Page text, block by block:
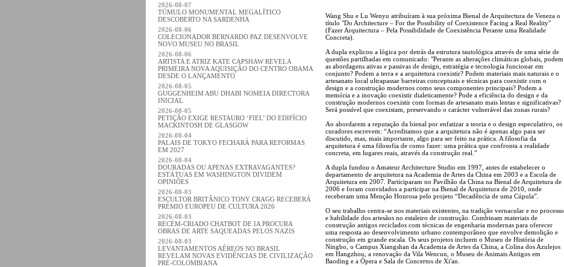
2026-08-07
TÚMULO MONUMENTAL MEGALÍTICO
DESCOBERTO NA SARDENHA
2026-08-06
COLECIONADOR BERNARDO PAZ DESENVOLVE
NOVO MUSEU NO BRASIL
2026-08-06
ARTISTA E ATRIZ KATE CAPSHAW REVELA
PRIMEIRA NOVA AQUISIÇÃO DO CENTRO OBAMA
DESDE O LANÇAMENTO
2026-08-05
GUGGENHEIM ABU DHABI NOMEIA DIRECTORA
INICIAL
2026-08-05
PETIÇÃO EXIGE RESTAURO ‘FIEL’ DO EDIFÍCIO
MACKINTOSH DE GLASGOW
2026-08-04
PALAIS DE TOKYO FECHARÁ PARA REFORMAS
EM 2027
2026-08-04
DOURADAS OU APENAS EXTRAVAGANTES?
ESTÁTUAS EM WASHINGTON DIVIDEM
OPINIÕES
2026-08-03
ESCULTOR BRITÂNICO TONY CRAGG RECEBERÁ
PRÉMIO EUROPEU DE CULTURA 2026
2026-08-03
RECÉM-CRIADO CHATBOT DE IA PROCURA
OBRAS DE ARTE SAQUEADAS PELOS NAZIS
2026-08-03
LEVANTAMENTOS AÉREOS NO BRASIL
REVELAM NOVAS EVIDÊNCIAS DE CIVILIZAÇÃO
PRÉ-COLOMBIANA
Wang Shu e Lu Wenyu atribuíram à sua próxima Bienal de Arquitectura de Veneza o
título "Do Architecture – For the Possibility of Coexistence Facing a Real Reality"
(Fazer Arquitectura – Pela Possibilidade de Coexistência Perante uma Realidade
Concreta).
A dupla explicou a lógica por detrás da estrutura tautológica através de uma série de
questões partilhadas em comunicado: "Perante as alterações climáticas globais, podem
as abordagens ativas e passivas de design, estratégia e tecnologia funcionar em
conjunto? Podem a terra e a arquitetura coexistir? Podem materiais mais naturais e o
artesanato local ultrapassar barreiras conceptuais e técnicas para coexistir com o
design e a construção modernos como seus componentes principais? Podem a
memória e a inovação coexistir dialeticamente? Pode a eficiência do design e da
construção modernos coexistir com formas de artesanato mais lentas e significativas?
Será possível que coexistam, preservando o carácter vulnerável das zonas rurais?
Ao abordarem a reputação da bienal por enfatizar a teoria e o design especulativo, os
curadores escrevem: “Acreditamos que a arquitetura não é apenas algo para ser
discutido, mas, mais importante, algo para ser feito na prática. A filosofia da
arquitetura é uma filosofia de como fazer: uma prática que confronta a realidade
concreta, em lugares reais, através da construção real.”
A dupla fundou o Amateur Architecture Studio em 1997, antes de estabelecer o
departamento de arquitetura na Academia de Artes da China em 2003 e a Escola de
Arquitetura em 2007. Participaram no Pavilhão da China na Bienal de Arquitetura de
2006 e foram convidados a participar na Bienal de Arquitetura de 2010, onde
receberam uma Menção Honrosa pelo projeto “Decadência de uma Cúpula”.
O seu trabalho centra-se nos materiais existentes, na tradição vernacular e no processo
e habilidade dos artesãos no estaleiro de construção. Combinam materiais de
construção antigos reciclados com técnicas de engenharia modernas para oferecer
uma resposta ao desenvolvimento urbano contemporâneo que envolve demolição e
construção em grande escala. Os seus projetos incluem o Museu de História de
Ningbo, o Campus Xiangshan da Academia de Artes da China, a Colina dos Azulejos
em Hangzhou, a renovação da Vila Wencun, o Museu de Animais Antigos em
Baoding e a Ópera e Sala de Concertos de Xi'an.